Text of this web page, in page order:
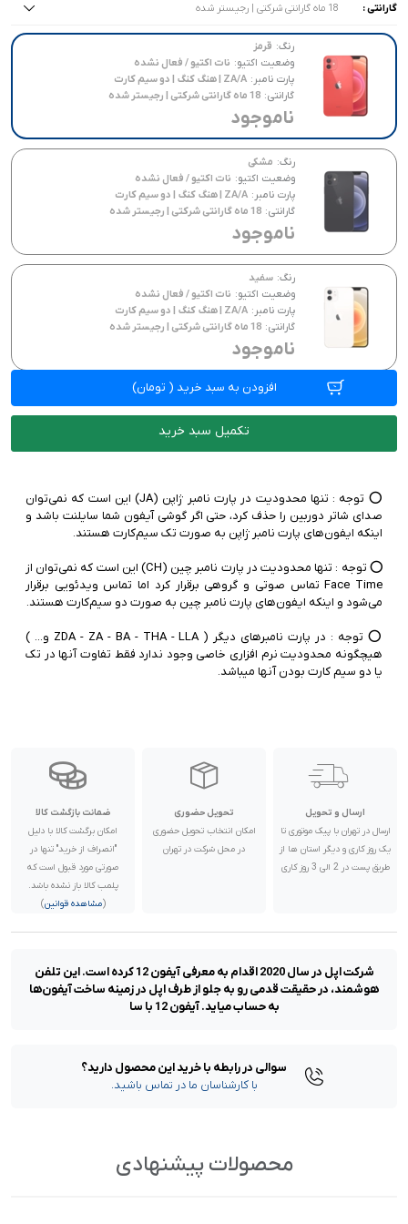
همه موارد
نات اکتیو / فعال نشده
همه موارد
تک سیم کارت
گارانتی : 18 ماه گارانتی شرکتی | رجیستر شدههمه موارد
رنگ: قرمز
وضعیت اکتیو: نات اکتیو / فعال نشده
پارت نامبر: ZA/A | هنگ کنگ | دو سیم کارت
گارانتی: 18 ماه گارانتی شرکتی | رجیستر شده
ناموجود
رنگ: مشکی
وضعیت اکتیو: نات اکتیو / فعال نشده
پارت نامبر: ZA/A | هنگ کنگ | دو سیم کارت
گارانتی: 18 ماه گارانتی شرکتی | رجیستر شده
ناموجود
رنگ: سفید
وضعیت اکتیو: نات اکتیو / فعال نشده
پارت نامبر: ZA/A | هنگ کنگ | دو سیم کارت
گارانتی: 18 ماه گارانتی شرکتی | رجیستر شده
ناموجود
رنگ:پسفیک بلو
وضعیت اکتیو:نات اکتیو / فعال نشده
پارت نامبر:ZA/A | هنگ کنگ | دو سیم کارت
رنگ:
بنفش
وضعیت اکتیو:
نات اکتیو / فعال نشده
پارت نامبر: ZA/A | هنگ کنگ | دو سیم کارت
ناموجود
وضعیت اکتیو:نات اکتیو / فعال نشده
پارت نامبر:ZA/A | هنگ کنگ | دو سیم کارت
گارانتی:18 ماه گارانتی شرکتی | رجیستر شده
تک سیم کارت
ناموجود
رنگ:
وضعیت اکتیو:
ناموجود
رنگ:سفید
وضعیت اکتیو:نات اکتیو / فعال نشده
پارت نامبر: تک سیم کارت
ناموجود
افزودن به سبد خرید ( تومان)
تکمیل سبد خرید
⭕️ توجه :‌ تنها محدودیت در پارت نامبر ژاپن (JA) این است که نمی‌توان
صدای شاتر دوربین را حذف کرد، حتی اگر گوشی آیفون شما سایلنت باشد و
⭕️ توجه :‌ تنها محدودیت در پارت نامبر چین (CH) این است که نمی‌توان از
Face Time تماس صوتی و گروهی برقرار کرد اما تماس ویدئویی برقرار
⭕️ توجه :‌ در پارت نامبرهای دیگر ( ZDA - ZA - BA - THA - LLA و... )
هیچگونه محدودیت نرم افزاری خاصی وجود ندارد فقط تفاوت آنها در تک
یا دو سیم کارت بودن آنها میباشد.
ارسال و تحویل
ارسال در تهران با پیک موتوری تا
یک روز کاری و دیگر استان ها از
طریق پست در 2 الی 3 روز کاری
تحویل حضوری
امکان انتخاب تحویل حضوری
در محل شرکت در تهران
ضمانت بازگشت کالا
امکان برگشت کالا با دلیل
"انصراف از خرید" تنها در
صورتی مورد قبول است که
پلمب کالا باز نشده باشد.
(مشاهده قوانین)
شرکت اپل در سال 2020 اقدام به معرفی آیفون 12 کرده است. این تلفن
هوشمند، در حقیقت قدمی رو به جلو از طرف اپل در زمینه ساخت آیفون‌ها
به حساب میاید. آیفون 12 با سا
سوالی در رابطه با خرید این محصول دارید؟
با کارشناسان ما در تماس باشید.
محصولات پیشنهادی